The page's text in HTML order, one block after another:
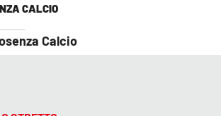
CALCIO
Calcio